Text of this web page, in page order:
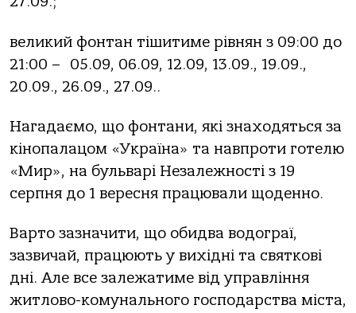
великий фонтан тішитиме рівнян з 09:00 до
21:00 – 05.09, 06.09, 12.09, 13.09., 19.09.,
20.09., 26.09., 27.09..
Нагадаємо, що фонтани, які знаходяться за
кінопалацом «Україна» та навпроти готелю
«Мир», на бульварі Незалежності з 19
серпня до 1 вересня працювали щоденно.
Варто зазначити, що обидва водограї,
зазвичай, працюють у вихідні та святкові
дні. Але все залежатиме від управління
житлово-комунального господарства міста,